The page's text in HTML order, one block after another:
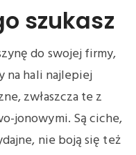
szukasz
do swojej firmy,
na hali najlepiej
zwłaszcza te z
jonowymi. Są ciche,
nie boją się też